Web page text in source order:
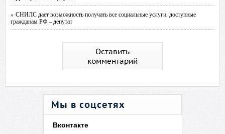
» СНИЛС дает возможность получать все социальные услуги, доступные
гражданам РФ – депутат
Оставить
комментарий
Мы в соцсетях
Вконтакте